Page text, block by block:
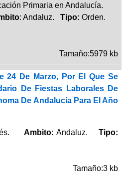
Primaria en Andalucía.
: Andaluz. Tipo: Orden.
Tamaño:5979 kb
24 De Marzo, Por El Que Se
De Fiestas Laborales De
De Andalucía Para El Año
Ambito: Andaluz.Tipo:
Tamaño:3 kb